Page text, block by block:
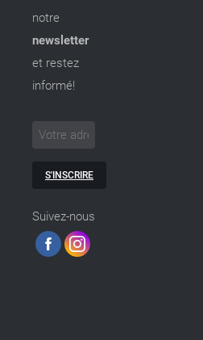
notre
newsletter
et restez
informé!
S'INSCRIRE
Suivez-nous